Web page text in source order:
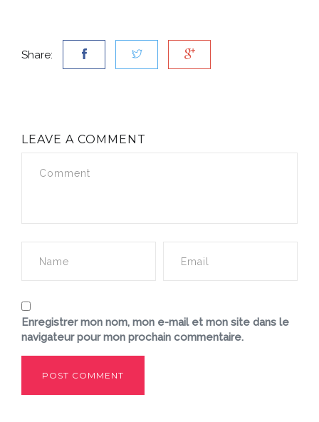
Share:
LEAVE A COMMENT
Enregistrer mon nom, mon e-mail et mon site dans le
navigateur pour mon prochain commentaire.